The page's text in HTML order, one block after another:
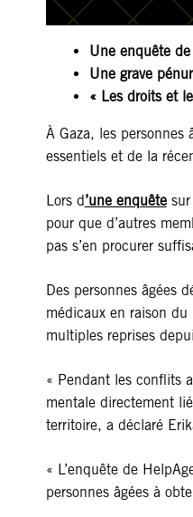
Une enquête
Une grave
« Les droits et
À Gaza, les
essentiels et de la
Lors d’une enquêtesur
pour que d’autres
pas s’en procurer
Des personnes âgées
médicaux en raison du
multiples reprises
« Pendant les conflits
mentale directement
territoire, a déclaré
« L’enquête de
personnes âgées à